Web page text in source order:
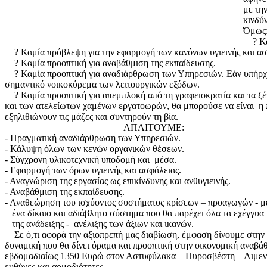
με
?
? Καμία πρόβλεψη για την εφαρμογή των κανόνων υγιεινής και
? Καμία προοπτική για αναβάθμιση της εκπαίδευσης.
? Καμία προοπτική για αναδιάρθρωση των Υπηρεσιών. Εάν
σημαντικό νοικοκύρεμα των λειτουργικών εξόδων.
? Καμία προοπτική για απεμπλοκή από τη γραφειοκρατία και τα
και των ατελείωτων χαμένων εργατοωρών, θα μπορούσε να είναι
εξηλιθιώνουν τις μάζες και συντηρούν τη βία.
ΑΠΑΙΤΟΥΜΕ:
- Πραγματική αναδιάρθρωση των Υπηρεσιών.
- Κάλυψη όλων των κενών οργανικών θέσεων.
- Σύγχρονη υλικοτεχνική υποδομή και μέσα.
- Εφαρμογή των όρων υγιεινής και ασφάλειας.
- Αναγνώριση της εργασίας ως επικίνδυνης και ανθυγιεινής.
- Αναβάθμιση της εκπαίδευσης.
- Αναθεώρηση του ισχύοντος συστήματος κρίσεων – προαγωγών -
ένα δίκαιο και αδιάβλητο σύστημα που θα παρέχει όλα τα εχέγγυα
της ανάδειξης - ανέλιξης των άξιων και ικανών.
Σε ό,τι αφορά την αξιοπρεπή μας διαβίωση, έμφαση δίνουμε στην
δυναμική που θα δίνει όραμα και προοπτική στην οικονομική
εβδομαδιαίως 1350 Ευρώ στον Αστυφύλακα – Πυροσβέστη –